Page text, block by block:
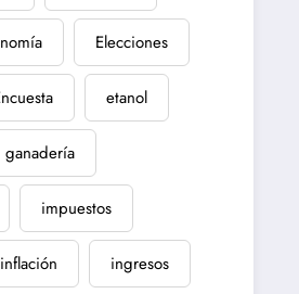
Elecciones
etanol
ganadería
impuestos
inflación ingresos